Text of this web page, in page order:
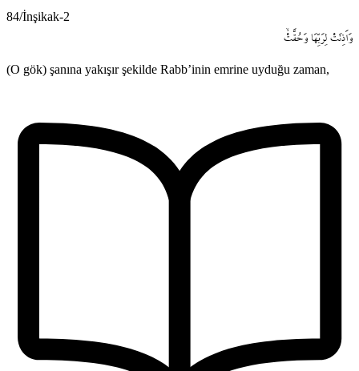
84/İnşikak-2
وَاَذِنَتْ لِرَبِّهَا وَحُقَّتْۙ
(O gök) şanına yakışır şekilde Rabb’inin emrine uyduğu zaman,